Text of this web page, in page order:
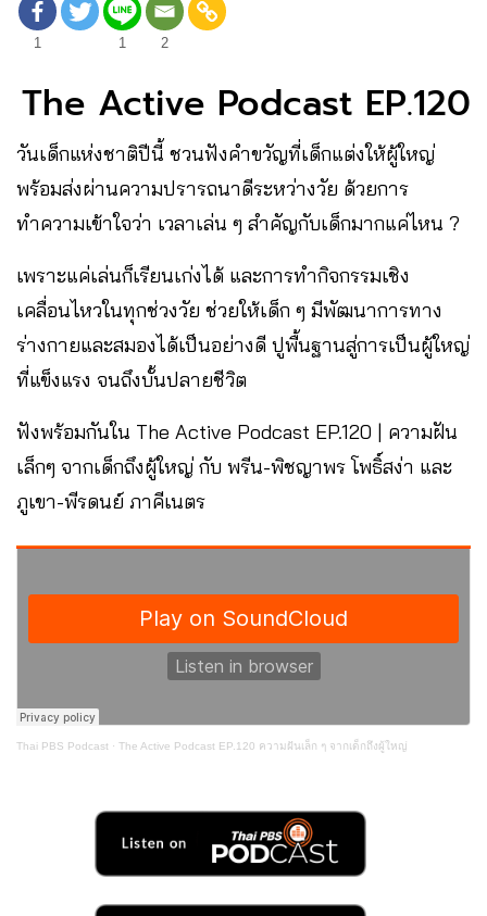
1 1 2
The Active Podcast EP.120
วันเด็กแห่งชาติปีนี้ ชวนฟังคำขวัญที่เด็กแต่งให้ผู้ใหญ่
พร้อมส่งผ่านความปรารถนาดีระหว่างวัย ด้วยการ
ทำความเข้าใจว่า เวลาเล่น ๆ สำคัญกับเด็กมากแค่ไหน ?
เพราะแค่เล่นก็เรียนเก่งได้ และการทำกิจกรรมเชิง
เคลื่อนไหวในทุกช่วงวัย ช่วยให้เด็ก ๆ มีพัฒนาการทาง
ร่างกายและสมองได้เป็นอย่างดี ปูพื้นฐานสู่การเป็นผู้ใหญ่
ที่แข็งแรง จนถึงบั้นปลายชีวิต
ฟังพร้อมกันใน The Active Podcast EP.120 | ความฝัน
เล็กๆ จากเด็กถึงผู้ใหญ่ กับ พรีน-พิชญาพร โพธิ์สง่า และ
ภูเขา-พีรดนย์ ภาคีเนตร
Thai PBS Podcast · The Active Podcast EP.120 ความฝันเล็ก ๆ จากเด็กถึงผู้ใหญ่